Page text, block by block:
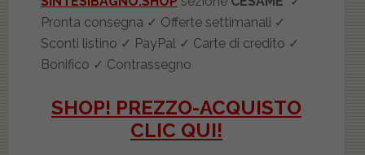
Pronta consegna ✓ Offerte settimanali ✓
Sconti listino ✓ PayPal ✓ Carte di credito ✓
Bonifico ✓ Contrassegno
SHOP! PREZZO-ACQUISTO
CLIC QUI!